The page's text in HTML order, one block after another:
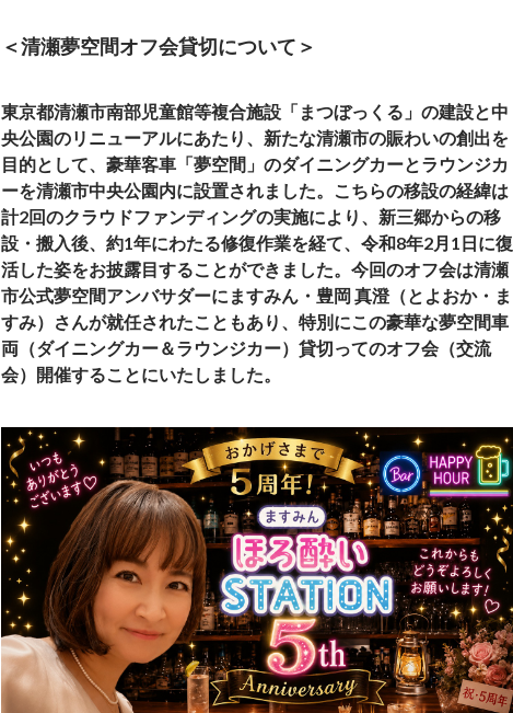
＜清瀬夢空間オフ会貸切について＞
東京都清瀬市南部児童館等複合施設「まつぼっくる」の建設と中
央公園のリニューアルにあたり、新たな清瀬市の賑わいの創出を
目的として、豪華客車「夢空間」のダイニングカーとラウンジカ
ーを清瀬市中央公園内に設置されました。こちらの移設の経緯は
計2回のクラウドファンディングの実施により、新三郷からの移
設・搬入後、約1年にわたる修復作業を経て、令和8年2月1日に復
活した姿をお披露目することができました。今回のオフ会は清瀬
市公式夢空間アンバサダーにますみん・豊岡 真澄（とよおか・ま
すみ）さんが就任されたこともあり、特別にこの豪華な夢空間車
両（ダイニングカー＆ラウンジカー）貸切ってのオフ会（交流
会）開催することにいたしました。